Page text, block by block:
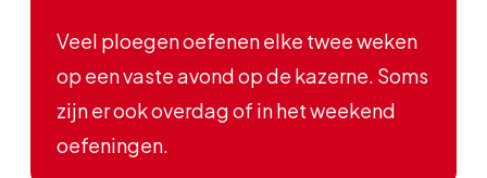
Veel ploegen oefenen elke twee weken
op een vaste avond op de kazerne. Soms
zijn er ook overdag of in het weekend
oefeningen.